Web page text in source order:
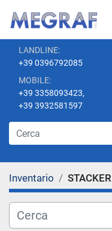
LANDLINE:
+39 0396792085
MOBILE:
+39 3358093423,
+39 3932581597
Inventario STACKER